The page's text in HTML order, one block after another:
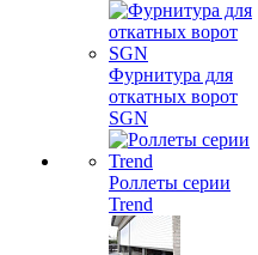
Фурнитура для
откатных ворот
SGN
Роллеты серии
Trend